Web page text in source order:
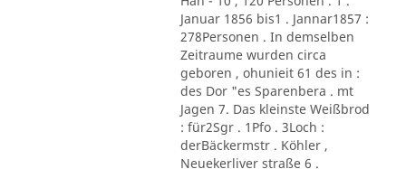
Januar 1856 bis1 . Jannar1857 :
278Personen . In demselben
Zeitraume wurden circa
geboren , ohunieit 61 des in :
des Dor "es Sparenbera . mt
Jagen 7. Das kleinste Weißbrod
: für2Sgr . 1Pfo . 3Loch :
derBäckermstr . Köhler ,
Neuekerliver straße 6 .